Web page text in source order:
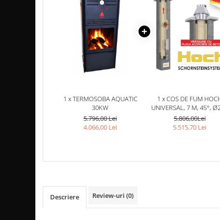
TUBULATURA PREMIUM PELETI
FI100 - SEMINEE / SOBE
SEMINEE CU LUMANARI
BIOSEMINEE DE PERETE
BIOSEMINEE TIP PORTAL
SEMINEE & VETRE EXTERIOR
FOCARE PE GAZ STANDARD
FOCARE SI SEMINEE GAZ EXTERIOR
MATERIALE DE CONSTRUCȚII
SILICAT DE CALCIU - PLĂCI PENTRU
1 x TERMOSOBA AQUATIC
30KW
5.796,00 Lei
4.066,00 Lei
1 x COS DE FUM
UNIVERSAL, 7 M, 45°,
5.806,00Lei
5.515,70 Lei
Descriere Review-uri (0)